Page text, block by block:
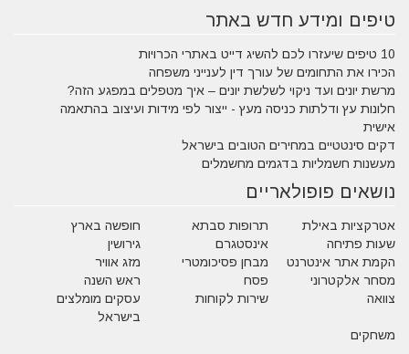
טיפים ומידע חדש באתר
10 טיפים שיעזרו לכם להשיג דייט באתרי הכרויות
הכירו את התחומים של עורך דין לענייני משפחה
מרשת יונים ועד ניקוי לשלשת יונים – איך מטפלים במפגע הזה?
חלונות עץ ודלתות כניסה מעץ - ייצור לפי מידות ועיצוב בהתאמה
אישית
דקים סינטטיים במחירים הטובים בישראל
מעשנות חשמליות בדגמים מחשמלים
נושאים פופולאריים
אטרקציות באילת תרופות סבתא
חופשה בארץ
שעות פתיחה
אינסטגרם
גירושין
הקמת אתר אינטרנט
מבחן פסיכומטרי
מזג אוויר
מסחר אלקטרוני
פסח
ראש השנה
צוואה
שירות לקוחות
עסקים מומלצים
בישראל
משחקים